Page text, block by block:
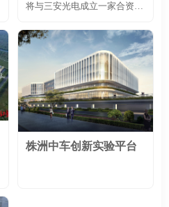
这些投资能使美光更好地满足
计将于2025年下半年投产，并
将与三安光电成立一家合资制
模量产。该合资厂全部建设总
额预计约32亿美元（约230亿
人民币），占地462亩，总建
筑面积26.5万平方米，采取一
次建设分期投产方式，规划达
产年生产能力为8英寸车规级
SiC MOSFET功率芯片48万
片，主要应用在新能源汽车主
株洲中车创新实验平台